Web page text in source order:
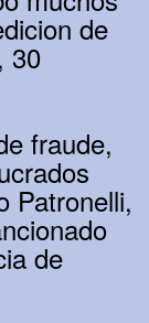
de
30
fraude,
Patronelli,
de